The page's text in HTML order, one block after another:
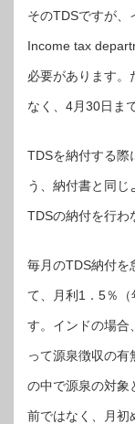
そのTDSですが、
Income tax
必要があります。
なく、4月30日ま
TDSを納付する際
う、納付書と同じ
TDSの納付を行わ
毎月のTDS納付を
て、月利1．5％
す。インドの場合
って源泉徴収の有
の中で源泉の対象
前ではなく、月初